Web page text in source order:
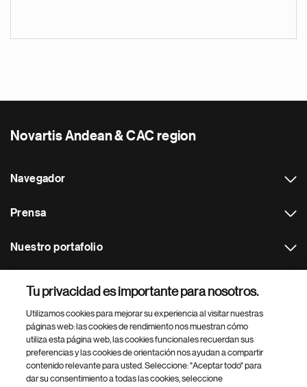
Novartis Andean & CAC region
Navegador
Prensa
Nuestro portafolio
Footer Site Search
Tu privacidad es importante para nosotros.
Utilizamos cookies para mejorar su experiencia al visitar nuestras
páginas web: las cookies de rendimiento nos muestran cómo
utiliza esta página web, las cookies funcionales recuerdan sus
preferencias y las cookies de orientación nos ayudan a compartir
contenido relevante para usted. Seleccione: "Aceptar todo" para
dar su consentimiento a todas las cookies, seleccione